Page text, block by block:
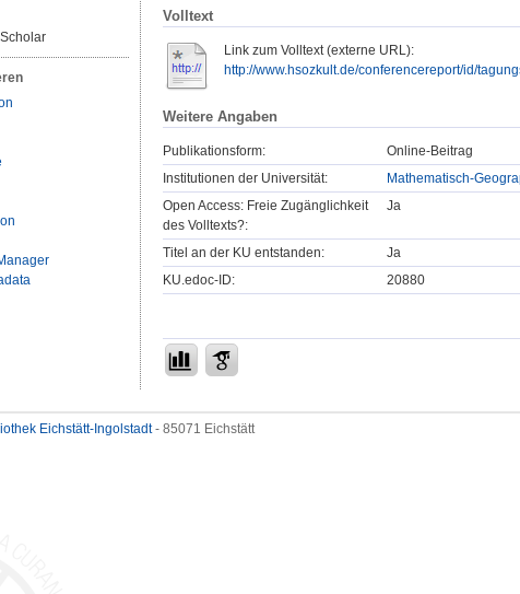
Volltext
Link zum Volltext (externe URL):
http://www.hsozkult.de/conferencereport/id/
Weitere Angaben
Publikationsform:
Online-Beitrag
Institutionen der Universität:
Mathematisch-
Open Access: Freie Zugänglichkeit
des Volltexts?:
Ja
Titel an der KU entstanden:
Ja
KU.edoc-ID:
20880
Eichstätt-Ingolstadt- 85071 Eichstätt